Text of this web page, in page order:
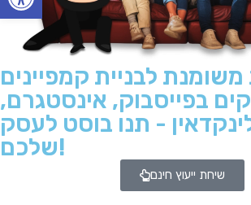
לבניית קמפיינים
בפייסבוק, אינסטגרם,
- תנו בוסט לעסק
שלכם!
שיחת ייעוץ חינם